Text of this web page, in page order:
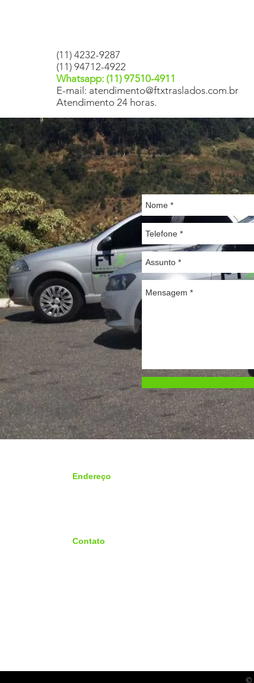
(11) 4232-9287
(11) 94712-4922
Whatsapp: (11) 97510-4911
E-mail: atendimento@ftxtraslados.com.br
Atendimento 24 horas.
Endereço
Contato
©